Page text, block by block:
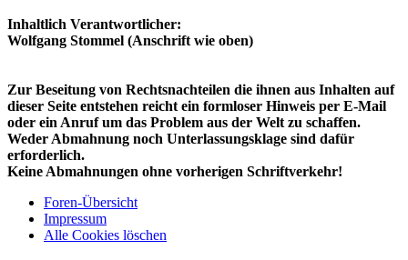
Inhaltlich Verantwortlicher:
Wolfgang Stommel (Anschrift wie oben)
Zur Beseitung von Rechtsnachteilen die ihnen aus Inhalten auf
dieser Seite entstehen reicht ein formloser Hinweis per E-Mail
oder ein Anruf um das Problem aus der Welt zu schaffen.
Weder Abmahnung noch Unterlassungsklage sind dafür
erforderlich.
Keine Abmahnungen ohne vorherigen Schriftverkehr!
Foren-Übersicht
Impressum
Alle Cookies löschen